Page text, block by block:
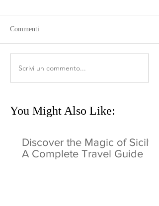
You Might Also Like:
Commenti
Scrivi un commento...
Discover the Magic of Sicily:
A Complete Travel Guide